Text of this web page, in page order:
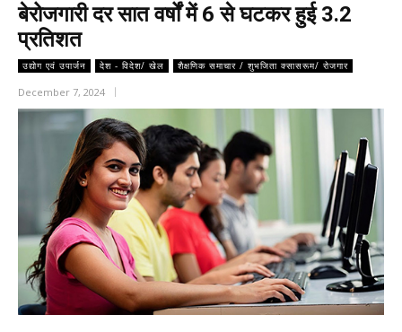
बेरोजगारी दर सात वर्षों में 6 से घटकर हुई 3.2
प्रतिशत
उद्योग एवं उपार्जन देश - विदेश/ खेल शैक्षणिक समाचार / शुभजिता क्सासरूम/ रोजगार
December 7, 2024